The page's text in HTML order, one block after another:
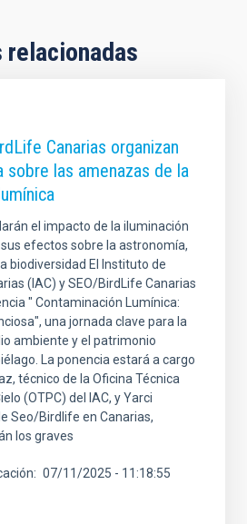
Canarias organizan
sobre las amenazas de la
el impacto de la iluminación
efectos sobre la astronomía,
biodiversidad El Instituto de
(IAC) y SEO/BirdLife Canarias
" Contaminación Lumínica:
una jornada clave para la
ambiente y el patrimonio
La ponencia estará a cargo
técnico de la Oficina Técnica
(OTPC) del IAC, y Yarci
Seo/Birdlife en Canarias,
los graves
07/11/2025 - 11:18:55